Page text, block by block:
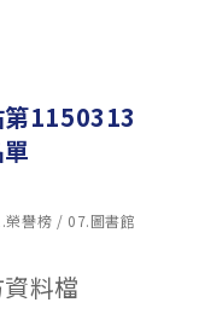
第1150313
榮譽榜 / 07.圖書館
料檔